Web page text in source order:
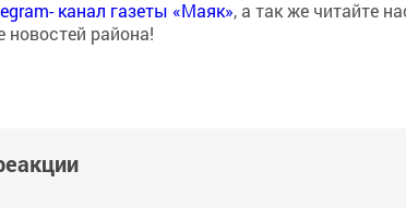
канал газеты «Маяк», а так же читайте
новостей района!